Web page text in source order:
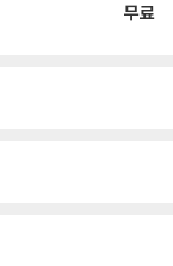
무료